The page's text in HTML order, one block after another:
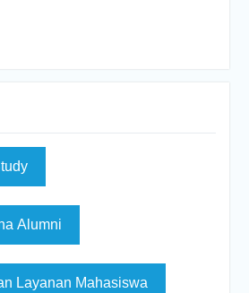
Alumni
Layanan Mahasiswa